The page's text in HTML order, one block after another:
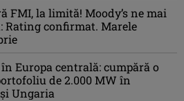
FMI, la limită! Moody’s ne mai
Rating confirmat. Marele
Europa centrală: cumpără o
de 2.000 MW în
Ungaria